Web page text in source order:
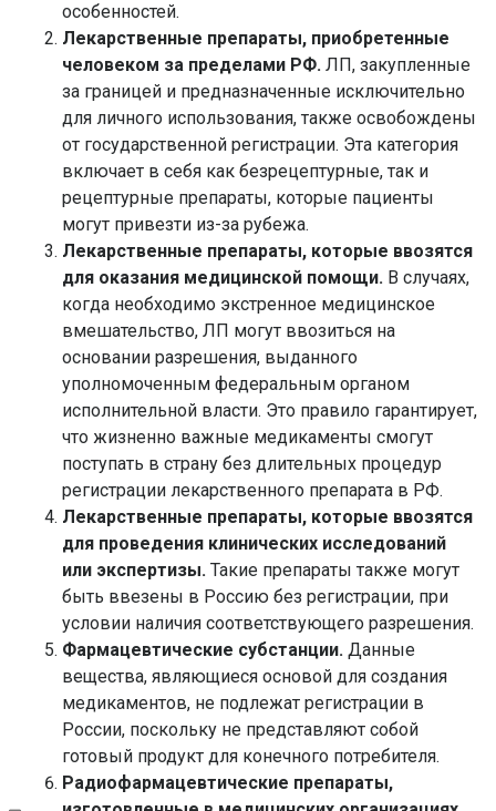
особенностей.
Лекарственные препараты, приобретенные
человеком за пределами РФ.ЛП, закупленные
за границей и предназначенные исключительно
для личного использования, также освобождены
от государственной регистрации. Эта категория
включает в себя как безрецептурные, так и
рецептурные препараты, которые пациенты
могут привезти из-за рубежа.
Лекарственные препараты, которые ввозятся
для оказания медицинской помощи.В случаях,
когда необходимо экстренное медицинское
вмешательство, ЛП могут ввозиться на
основании разрешения, выданного
уполномоченным федеральным органом
исполнительной власти. Это правило гарантирует,
что жизненно важные медикаменты смогут
поступать в страну без длительных процедур
регистрации лекарственного препарата в РФ.
Лекарственные препараты, которые ввозятся
для проведения клинических исследований
или экспертизы. Такие препараты также могут
быть ввезены в Россию без регистрации, при
условии наличия соответствующего разрешения.
Фармацевтические субстанции. Данные
вещества, являющиеся основой для создания
медикаментов, не подлежат регистрации в
России, поскольку не представляют собой
готовый продукт для конечного потребителя.
Радиофармацевтические препараты,